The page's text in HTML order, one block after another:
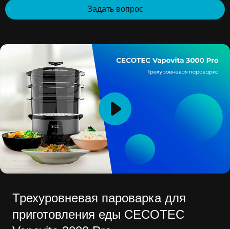
Задать вопрос
Трехуровневая пароварка для
приготовления еды CECOTEC